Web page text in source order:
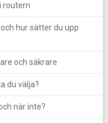
routern
hur sätter du upp
och säkrare
du välja?
när inte?